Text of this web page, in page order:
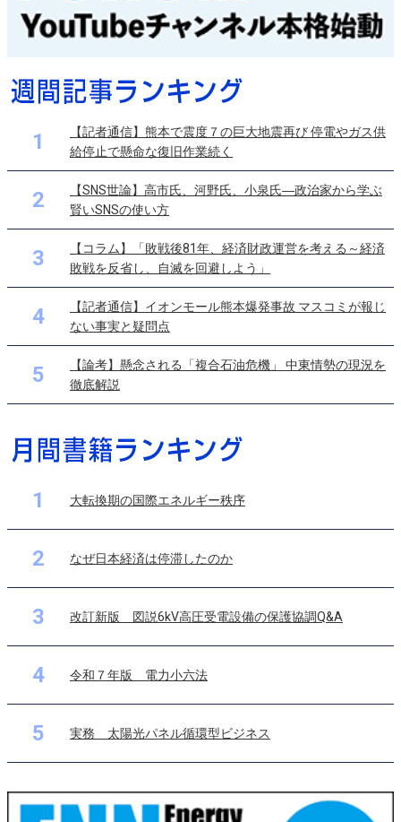
1
【記者通信】熊本で震度７の巨大地震再び 停電やガス供
給停止で懸命な復旧作業続く
2
【SNS世論】高市氏、河野氏、小泉氏―政治家から学ぶ
賢いSNSの使い方
3
【コラム】「敗戦後81年、経済財政運営を考える～経済
敗戦を反省し、自滅を回避しよう」
4
【記者通信】イオンモール熊本爆発事故 マスコミが報じ
ない事実と疑問点
5
【論考】懸念される「複合石油危機」 中東情勢の現況を
徹底解説
1 大転換期の国際エネルギー秩序
2 なぜ日本経済は停滞したのか
3 改訂新版 図説6kV高圧受電設備の保護協調Q&A
4 令和７年版 電力小六法
5 実務 太陽光パネル循環型ビジネス